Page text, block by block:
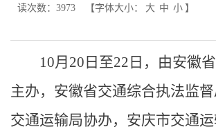
读次数： 3973 【字体大小： 大 中 小 】
10月20日至22日，由安徽
主办，安徽省交通综合执法监
交通运输局协办，安庆市交通